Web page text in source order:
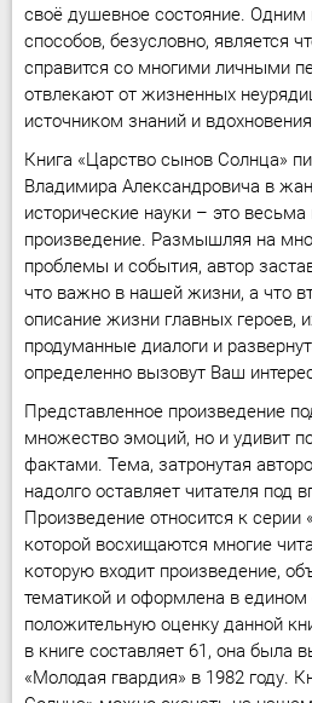
своё душевное состояние. Одним
способов, безусловно, является
справится со многими личными
отвлекают от жизненных
источником знаний и
Книга «Царство сынов Солнца»
Владимира Александровича в
исторические науки – это весьма
произведение. Размышляя на
проблемы и события, автор
что важно в нашей жизни, а что
описание жизни главных героев,
продуманные диалоги и
определенно вызовут Ваш
Представленное произведение
множество эмоций, но и удивит
фактами. Тема, затронутая
надолго оставляет читателя под
Произведение относится к серии
которой восхищаются многие
которую входит произведение,
тематикой и оформлена в едином
положительную оценку данной
в книге составляет 61, она была
«Молодая гвардия» в 1982 году.